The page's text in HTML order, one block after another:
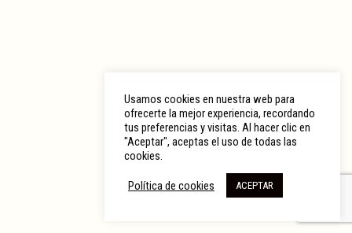
Usamos cookies en nuestra web para
ofrecerte la mejor experiencia, recordando
tus preferencias y visitas. Al hacer clic en
"Aceptar", aceptas el uso de todas las
cookies.
Política de cookies ACEPTAR